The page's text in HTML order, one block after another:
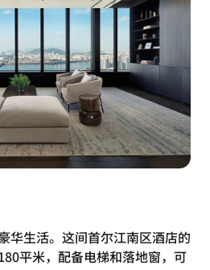
华生活。这间首尔江南区酒店的
平米，配备电梯和落地窗，可